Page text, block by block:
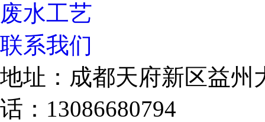
废水工艺
联系我们
地址：成都天府新区益
话：13086680794